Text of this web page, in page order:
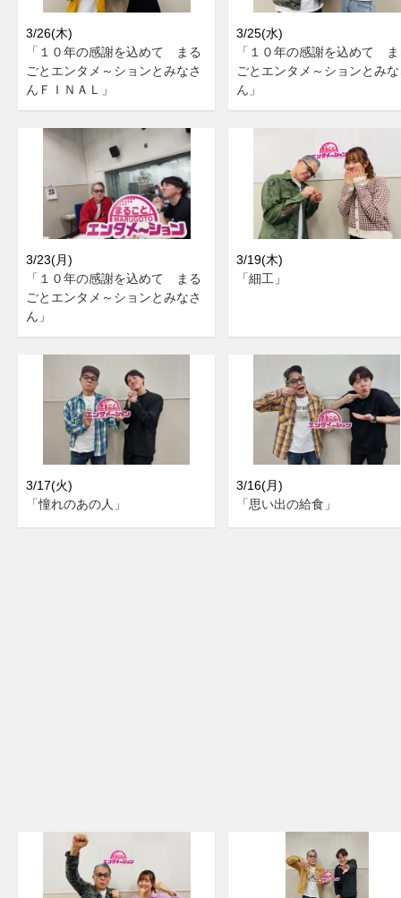
3/26(木)
「１０年の感謝を込めて まる
ごとエンタメ～ションとみなさ
んＦＩＮＡＬ」
3/25(水)
「１０年の感謝を込めて
ごとエンタメ～ションとみ
ん」
3/23(月)
「１０年の感謝を込めて まる
ごとエンタメ～ションとみなさ
ん」
3/19(木)
「細工」
3/17(火)
「憧れのあの人」
3/16(月)
「思い出の給食」